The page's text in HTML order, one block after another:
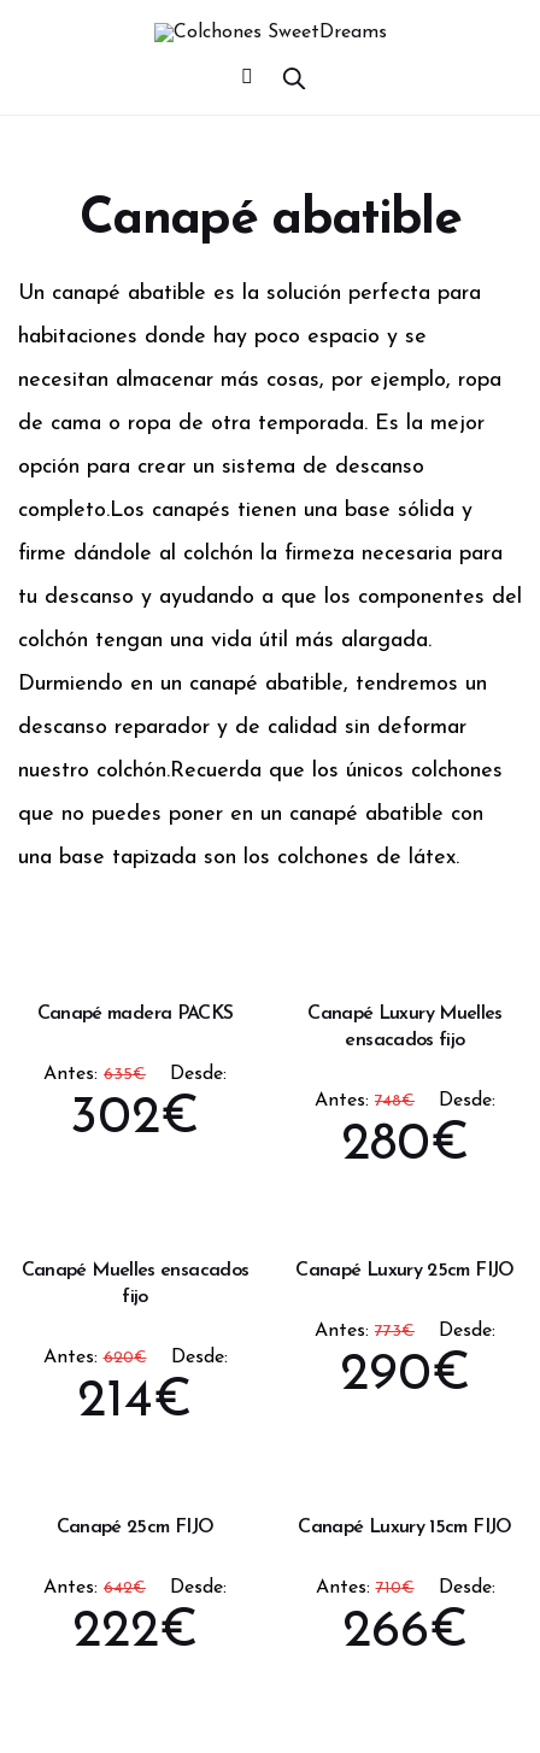
Canapé abatible
Un canapé abatible es la solución perfecta para
habitaciones donde hay poco espacio y se
necesitan almacenar más cosas, por ejemplo, ropa
de cama o ropa de otra temporada. Es la mejor
opción para crear un sistema de descanso
completo.Los canapés tienen una base sólida y
firme dándole al colchón la firmeza necesaria para
tu descanso y ayudando a que los componentes del
colchón tengan una vida útil más alargada.
Durmiendo en un canapé abatible, tendremos un
descanso reparador y de calidad sin deformar
nuestro colchón.Recuerda que los únicos colchones
que no puedes poner en un canapé abatible con
una base tapizada son los colchones de látex.
Canapé madera PACKS
Antes: 635€ Desde:
302€
Canapé Luxury Muelles
ensacados fijo
Antes: 748€ Desde:
280€
Canapé Muelles ensacados
fijo
Antes:620€ Desde:
214€
Canapé Luxury 25cm FIJO
Antes: 773€ Desde:
290€
Canapé 25cm FIJO
Antes: 642€ Desde:
222€
Canapé Luxury 15cm FIJO
Antes:710€ Desde:
266€